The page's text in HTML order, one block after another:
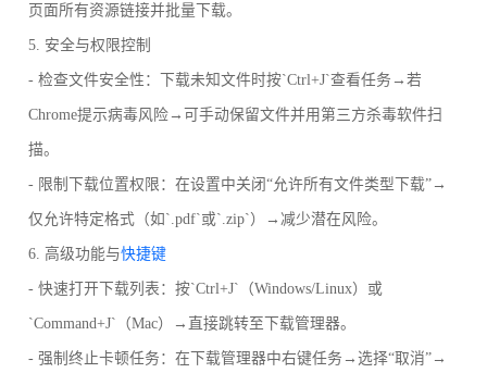
页面所有资源链接并批量下载。
5. 安全与权限控制
- 检查文件安全性：下载未知文件时按`Ctrl+J`查看任务→若
Chrome提示病毒风险→可手动保留文件并用第三方杀毒软件扫
描。
- 限制下载位置权限：在设置中关闭“允许所有文件类型下载”→
仅允许特定格式（如`.pdf`或`.zip`）→减少潜在风险。
6. 高级功能与快捷键
- 快速打开下载列表：按`Ctrl+J`（Windows/Linux）或
`Command+J`（Mac）→直接跳转至下载管理器。
- 强制终止卡顿任务：在下载管理器中右键任务→选择“取消”→